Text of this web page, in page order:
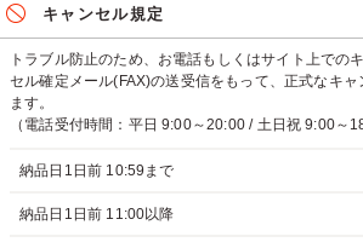
キャンセル規定
トラブル防止のため、お電話もしくはサイト上での
セル確定メール(FAX)の送受信をもって、正式なキャ
ます。
（電話受付時間：平日 9:00～20:00 / 土日祝 9:00～
納品日1日前 10:59まで
納品日1日前 11:00以降